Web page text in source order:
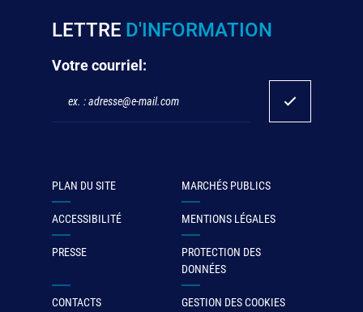
LETTRE D'INFORMATION
Votre courriel:
PLAN DU SITE MARCHÉS PUBLICS
ACCESSIBILITÉ MENTIONS LÉGALES
PRESSE
PROTECTION DES
DONNÉES
CONTACTS GESTION DES COOKIES